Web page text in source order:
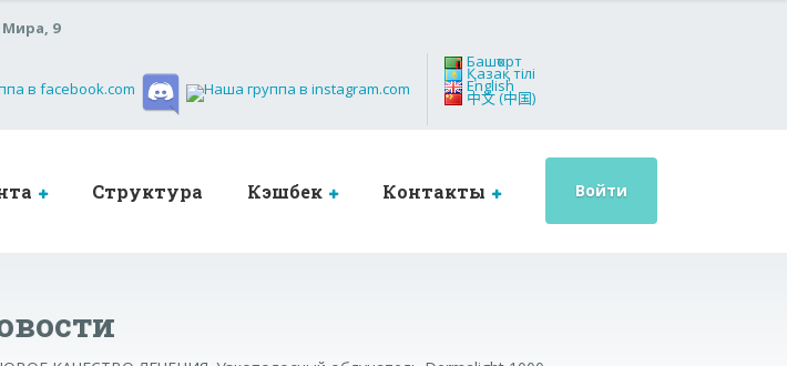
Мира, 9
Башҡорт
Қазақ тілі
English
中文 (中国)
Структура Кэшбек Контакты Войти